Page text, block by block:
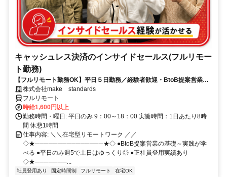
キャッシュレス決済のインサイドセールス(フルリモー
ト勤務)
【フルリモート勤務OK】平日５日勤務／経験者歓迎・BtoB提案営業で
スキルアップ
株式会社make standards
フルリモート
時給1,600円以上
勤務時間・曜日: 平日のみ 9：00～18：00 実働時間：1日あたり8時
間 休憩1時間
仕事内容: ＼＼在宅型リモートワーク ／／
◇★───────────────★◇ ●BtoB提案営業の基礎～実践が学
べる ●平日のみ週5で土日はゆっくり◎ ●正社員登用実績あり
◇★───────...
社員登用あり 固定時間制 フルリモート 在宅OK